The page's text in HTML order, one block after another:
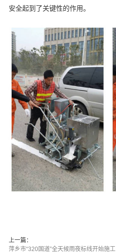
安全起到了关键性的作用。
上一篇：
萍乡市“320国道”全天候雨夜标线开始施工